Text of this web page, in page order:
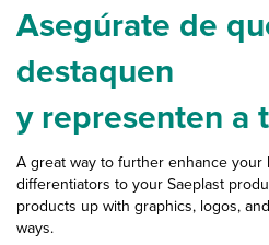
Asegúrate de
destaquen
y representen a
A great way to further enhance
differentiators to your Saeplast
products up with graphics, logos,
ways.